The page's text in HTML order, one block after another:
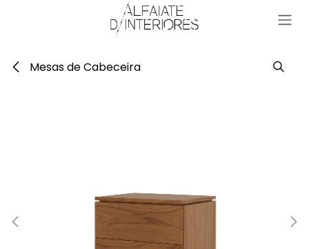
Mesas de Cabeceira